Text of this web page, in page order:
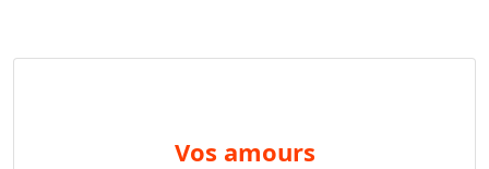
vos amours